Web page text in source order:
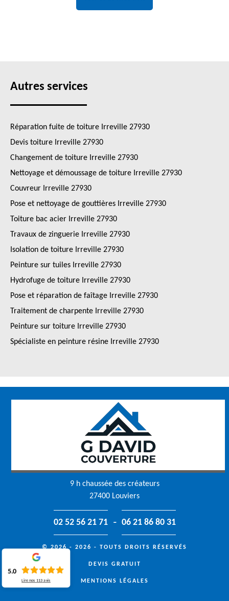
Autres services
Réparation fuite de toiture Irreville 27930
Devis toiture Irreville 27930
Changement de toiture Irreville 27930
Nettoyage et démoussage de toiture Irreville 27930
Couvreur Irreville 27930
Pose et nettoyage de gouttières Irreville 27930
Toiture bac acier Irreville 27930
Travaux de zinguerie Irreville 27930
Isolation de toiture Irreville 27930
Peinture sur tuiles Irreville 27930
Hydrofuge de toiture Irreville 27930
Pose et réparation de faîtage Irreville 27930
Traitement de charpente Irreville 27930
Peinture sur toiture Irreville 27930
Spécialiste en peinture résine Irreville 27930
9 h chaussée des créateurs
27400 Louviers
02 52 56 21 71 - 06 21 86 80 31
© 2026 - 2026 - TOUTS DROITS RÉSERVÉS
DEVIS GRATUIT
MENTIONS LÉGALES
5.0
Lire nos 113 avis